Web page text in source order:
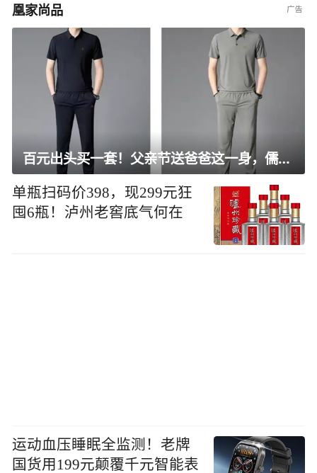
凰家尚品
百元出头买一套！父亲节送爸爸这一身，儒雅有型还凉爽
单瓶扫码价398，现299元狂
囤6瓶！泸州老窖底气何在
运动血压睡眠全监测！老牌
国货用199元颠覆千元智能表